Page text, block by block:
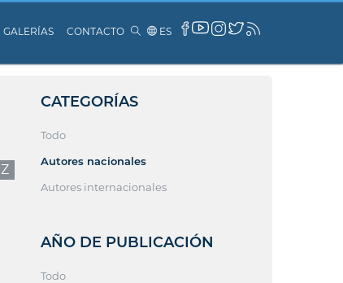
GALERÍAS CONTACTO ES
Z
CATEGORÍAS
Todo
Autores nacionales
Autores internacionales
AÑO DE PUBLICACIÓN
Todo